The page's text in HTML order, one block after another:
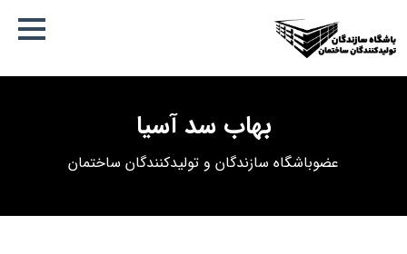
بهاب سد آسیا
عضو‌‌باشگاه‌ سازندگان و تولیدکنندگان ساختمان